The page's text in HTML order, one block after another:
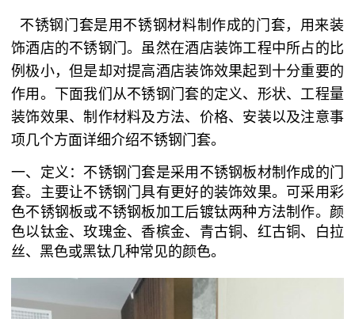
不锈钢门套是用不锈钢材料制作成的门套，用来装
饰酒店的不锈钢门。虽然在酒店装饰工程中所占的比
例极小，但是却对提高酒店装饰效果起到十分重要的
作用。下面我们从不锈钢门套的定义、形状、工程量
装饰效果、制作材料及方法、价格、安装以及注意事
项几个方面详细介绍不锈钢门套。
一、定义：不锈钢门套是采用不锈钢板材制作成的门
套。主要让不锈钢门具有更好的装饰效果。可采用彩
色不锈钢板或不锈钢板加工后镀钛两种方法制作。颜
色以钛金、玫瑰金、香槟金、青古铜、红古铜、白拉
丝、黑色或黑钛几种常见的颜色。